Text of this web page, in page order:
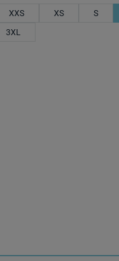
XXS XS S
3XL